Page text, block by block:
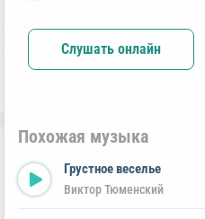
Слушать онлайн
Похожая музыка
Грустное веселье
Виктор Тюменский